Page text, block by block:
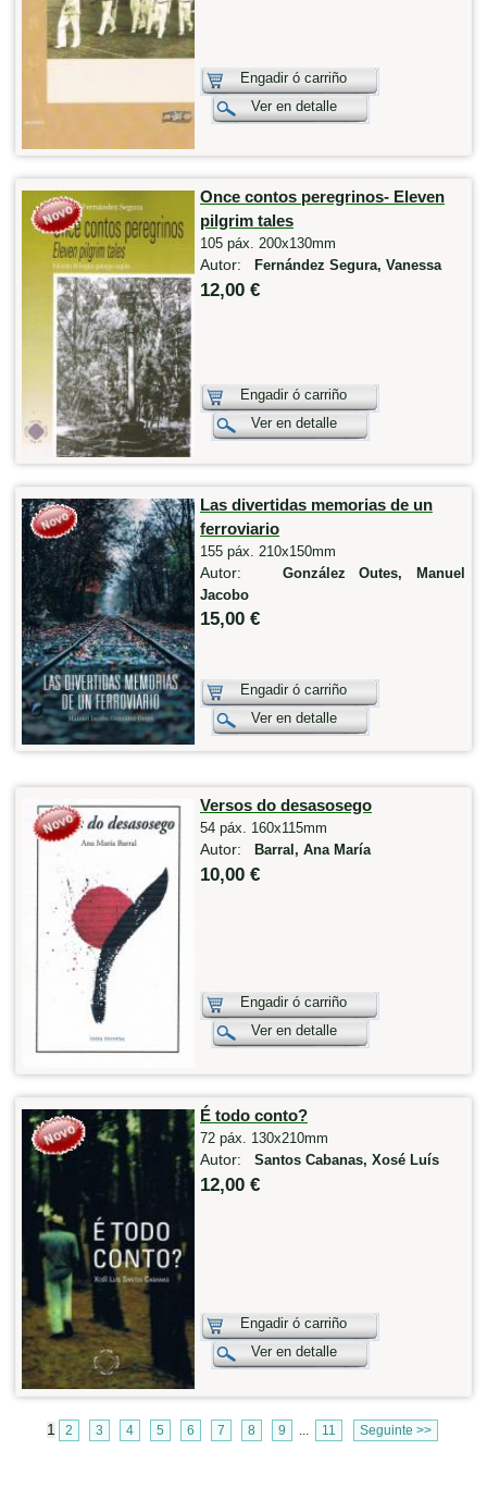
Engadir ó carriño
Ver en detalle
Once contos peregrinos- Eleven
pilgrim tales
105 páx. 200x130mm
Autor: Fernández Segura, Vanessa
12,00 €
Engadir ó carriño
Ver en detalle
Las divertidas memorias de un
ferroviario
155 páx. 210x150mm
Autor: González Outes, Manuel
Jacobo
15,00 €
Engadir ó carriño
Ver en detalle
Versos do desasosego
54 páx. 160x115mm
Autor: Barral, Ana María
10,00 €
Engadir ó carriño
Ver en detalle
É todo conto?
72 páx. 130x210mm
Autor: Santos Cabanas, Xosé Luís
12,00 €
Engadir ó carriño
Ver en detalle
1 2 3 4 5 6 7 8 9 11 Seguinte >>